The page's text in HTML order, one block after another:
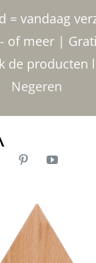
= vandaag
of meer |
de producten
Negeren